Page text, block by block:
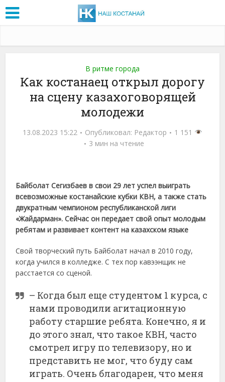
В ритме города
Как костанаец открыл дорогу
на сцену казахоговорящей
молодежи
13.08.2023 15:22 Опубликовал: Редактор
1 151
3 мин на чтение
Байболат Сегизбаев в свои 29 лет успел выиграть
всевозможные костанайские кубки КВН, а также стать
двукратным чемпионом республиканской лиги
«Жайдарман». Сейчас он передает свой опыт молодым
ребятам и развивает контент на казахском языке
Свой творческий путь Байболат начал в 2010 году,
когда учился в колледже. С тех пор кавээнщик не
расстается со сценой.
– Когда был еще студентом 1 курса, с
нами проводили агитационную
работу старшие ребята. Конечно, я и
до этого знал, что такое КВН, часто
смотрел игру по телевизору, но и
представить не мог, что буду сам
играть. Очень благодарен, что меня